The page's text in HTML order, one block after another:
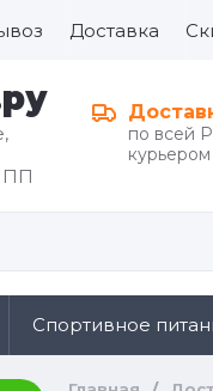
Доставка
ПП
по всей
Спортивное